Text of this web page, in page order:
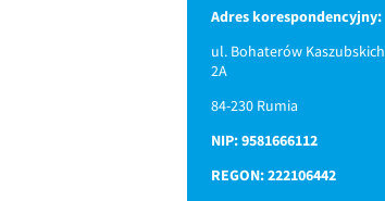
Adres korespondencyjny:
ul. Bohaterów Kaszubskich
2A
84-230 Rumia
NIP: 9581666112
REGON: 222106442